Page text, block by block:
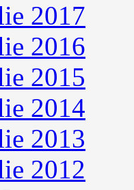
2017
2016
2015
2014
2013
2012